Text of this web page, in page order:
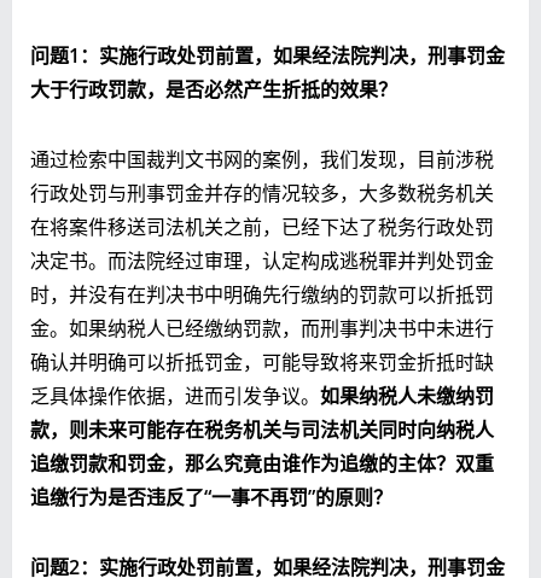
问题1：实施行政处罚前置，如果经法院判决，刑事罚金
大于行政罚款，是否必然产生折抵的效果？
通过检索中国裁判文书网的案例，我们发现，目前涉税
行政处罚与刑事罚金并存的情况较多，大多数税务机关
在将案件移送司法机关之前，已经下达了税务行政处罚
决定书。而法院经过审理，认定构成逃税罪并判处罚金
时，并没有在判决书中明确先行缴纳的罚款可以折抵罚
金。如果纳税人已经缴纳罚款，而刑事判决书中未进行
确认并明确可以折抵罚金，可能导致将来罚金折抵时缺
乏具体操作依据，进而引发争议。 如果纳税人未缴纳罚
款，则未来可能存在税务机关与司法机关同时向纳税人
追缴罚款和罚金，那么究竟由谁作为追缴的主体？双重
追缴行为是否违反了“一事不再罚”的原则？
问题2：实施行政处罚前置，如果经法院判决，刑事罚金